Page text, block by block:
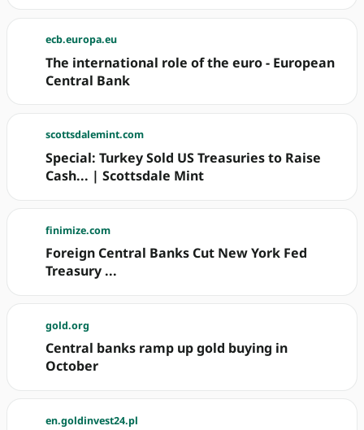
ecb.europa.eu
The international role of the euro - European
Central Bank
scottsdalemint.com
Special: Turkey Sold US Treasuries to Raise
Cash... | Scottsdale Mint
finimize.com
Foreign Central Banks Cut New York Fed
Treasury ...
gold.org
Central banks ramp up gold buying in
October
en.goldinvest24.pl